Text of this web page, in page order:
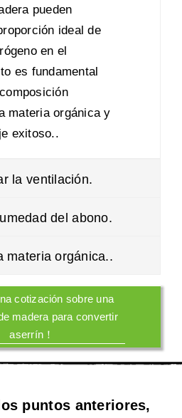
pueden
ideal de
en el
es fundamental
materia orgánica y
exitoso..
la ventilación.
del abono.
materia orgánica..
cotización sobre una
madera para convertir
aserrín！
puntos anteriores,